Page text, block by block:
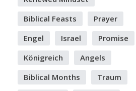
Biblical Feasts
Prayer
Engel
Israel
Promise
Königreich
Angels
Biblical Months
Traum